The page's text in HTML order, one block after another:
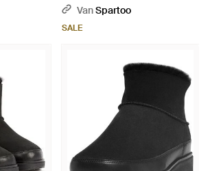
Zwart
VanSpartoo
SALE